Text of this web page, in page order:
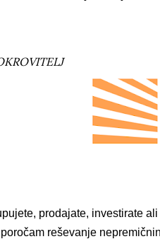
prodajate, investirate
reševanje